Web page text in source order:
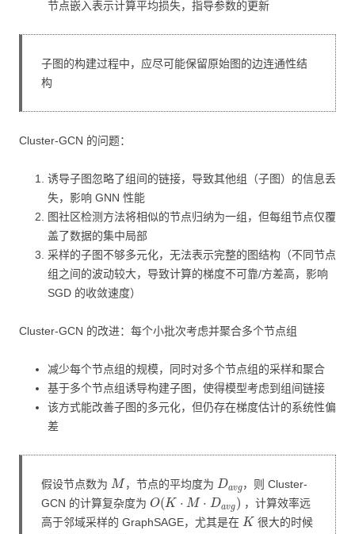
节点嵌入表示计算平均损失，指导参数的更新
子图的构建过程中，应尽可能保留原始图的边连通性结
构
Cluster-GCN 的问题：
诱导子图忽略了组间的链接，导致其他组（子图）的信息丢
失，影响 GNN 性能
图社区检测方法将相似的节点归纳为一组，但每组节点仅覆
盖了数据的集中局部
采样的子图不够多元化，无法表示完整的图结构（不同节点
组之间的波动较大，导致计算的梯度不可靠/方差高，影响
SGD 的收敛速度）
Cluster-GCN 的改进：每个小批次考虑并聚合多个节点组
减少每个节点组的规模，同时对多个节点组的采样和聚合
基于多个节点组诱导构建子图，使得模型考虑到组间链接
该方式能改善子图的多元化，但仍存在梯度估计的系统性偏
差
假设节点数为 M ，节点的平均度为 Da
，则 Cluster-
GCN 的计算复杂度为 O(K⋅ ⋅ D vg
，计算效率远
高于邻域采样的 GraphSAGE，尤其是在 K 很大的时候